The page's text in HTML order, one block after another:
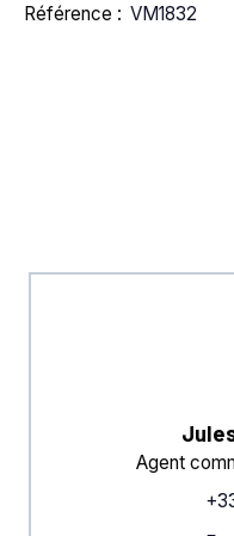
Référence : VM1832
Agent